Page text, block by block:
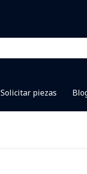
Solicitar piezas